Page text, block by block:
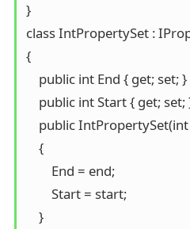
}
class IntPropertySet :
{
    public int End { get; set; }
public int Start { get; set;
public
    {
        End = end;
        Start = start;
    }